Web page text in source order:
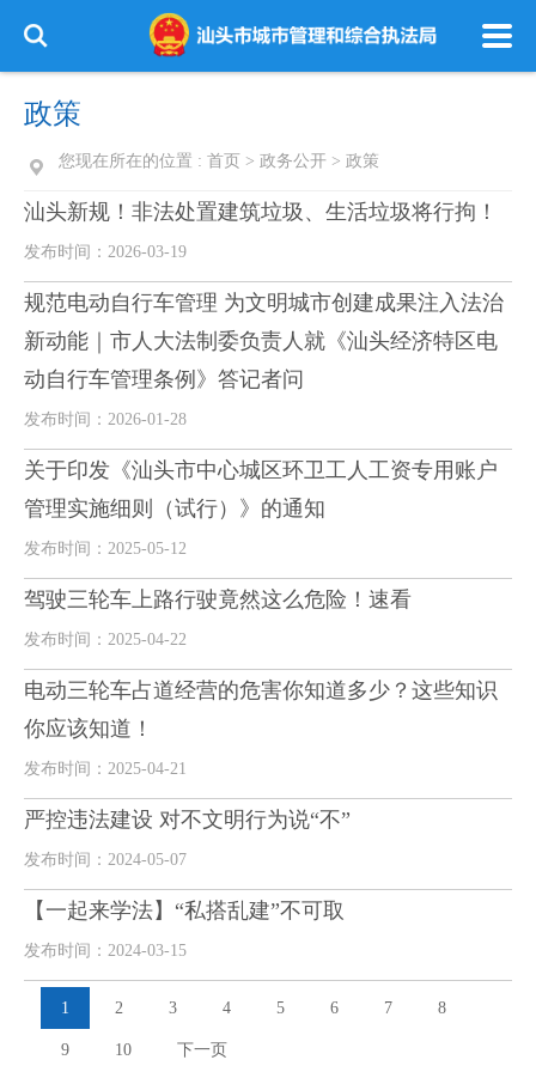
政策
您现在所在的位置 : 首页 > 政务公开 > 政策
汕头新规！非法处置建筑垃圾、生活垃圾将行拘！
发布时间：2026-03-19
规范电动自行车管理 为文明城市创建成果注入法治
新动能｜市人大法制委负责人就《汕头经济特区电
动自行车管理条例》答记者问
发布时间：2026-01-28
关于印发《汕头市中心城区环卫工人工资专用账户
管理实施细则（试行）》的通知
发布时间：2025-05-12
驾驶三轮车上路行驶竟然这么危险！速看
发布时间：2025-04-22
电动三轮车占道经营的危害你知道多少？这些知识
你应该知道！
发布时间：2025-04-21
严控违法建设 对不文明行为说“不”
发布时间：2024-05-07
【一起来学法】“私搭乱建”不可取
发布时间：2024-03-15
1 2 3 4 5 6 7 8
9 10 下一页